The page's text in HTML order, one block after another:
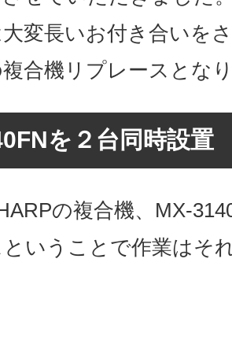
変長いお付き合いを
複合機リプレースとな
を２台同時設置
の複合機、MX-
いうことで作業はそ